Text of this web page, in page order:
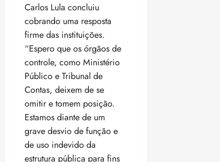
Carlos Lula concluiu
cobrando uma resposta
firme das instituições.
“Espero que os órgãos de
controle, como Ministério
Público e Tribunal de
Contas, deixem de se
omitir e tomem posição.
Estamos diante de um
grave desvio de função e
de uso indevido da
estrutura pública para fins